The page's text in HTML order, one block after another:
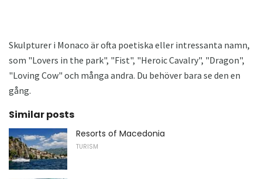
Skulpturer i Monaco är ofta poetiska eller intressanta namn,
som "Lovers in the park", "Fist", "Heroic Cavalry", "Dragon",
"Loving Cow" och många andra. Du behöver bara se den en
gång.
Similar posts
Resorts of Macedonia
TURISM